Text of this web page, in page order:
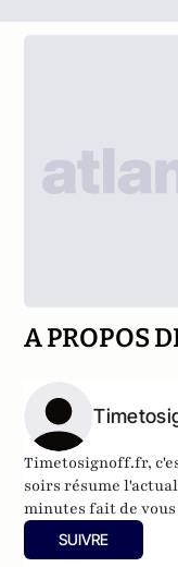
A PROPOS
Timetosignoff.fr,
soirs résume
minutes fait de
informée de votre
SUIVRE